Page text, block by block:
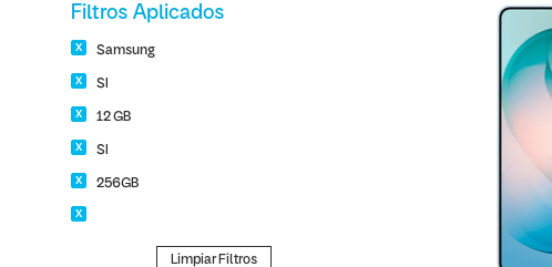
Filtros Aplicados
Samsung
SI
12 GB
SI
256GB
Limpiar Filtros